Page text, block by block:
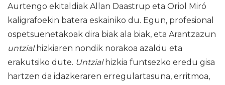
Aurtengo ekitaldiak Allan Daastrup eta Oriol Miró
kaligrafoekin batera eskainiko du. Egun, profesional
ospetsuenetakoak dira biak ala biak, eta Arantzazun
untzialhizkiaren nondik norakoa azaldu eta
erakutsiko dute. Untzialhizkia funtsezko eredu gisa
hartzen da idazkeraren erregulartasuna, erritmoa,